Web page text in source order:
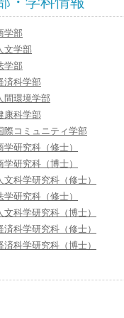
学部
文学部
学部
済科学部
間環境学部
康科学部
際コミュニティ学部
学研究科（修士）
学研究科（博士）
文科学研究科（修士）
学研究科（修士）
文科学研究科（博士）
済科学研究科（修士）
済科学研究科（博士）